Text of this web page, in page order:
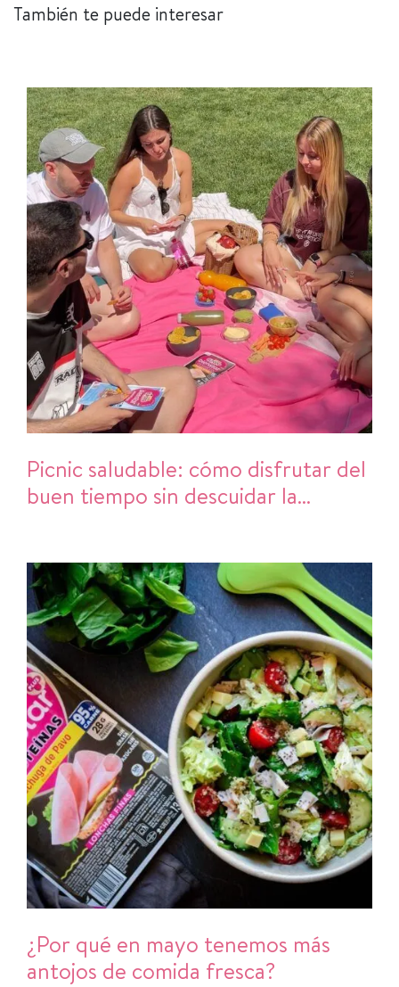
También te puede interesar
Picnic saludable: cómo disfrutar del
buen tiempo sin descuidar la
¿Por qué en mayo tenemos más
antojos de comida fresca?